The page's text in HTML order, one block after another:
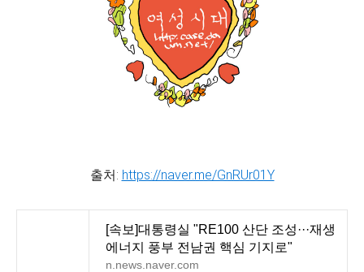
출처: https://naver.me/GnRUr01Y
[속보]대통령실 "RE100 산단 조성···재생
에너지 풍부 전남권 핵심 기지로"
n.news.naver.com